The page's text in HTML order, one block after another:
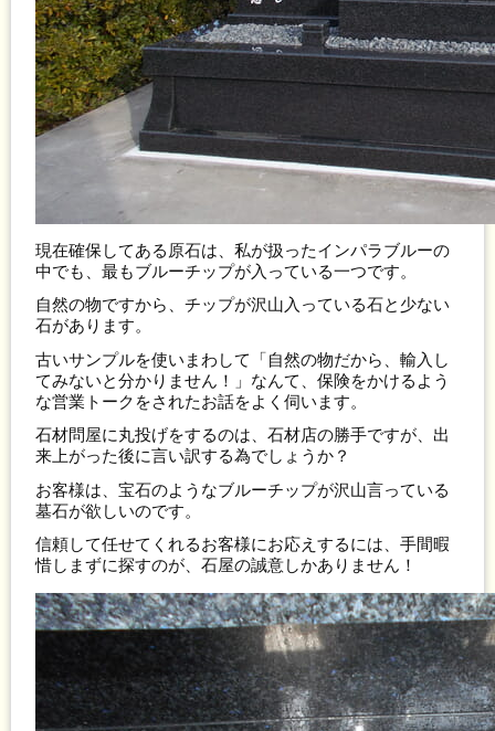
現在確保してある原石は、私が扱ったインパラブルーの
中でも、最もブルーチップが入っている一つです。
自然の物ですから、チップが沢山入っている石と少ない
石があります。
古いサンプルを使いまわして「自然の物だから、輸入し
てみないと分かりません！」なんて、保険をかけるよう
な営業トークをされたお話をよく伺います。
石材問屋に丸投げをするのは、石材店の勝手ですが、出
来上がった後に言い訳する為でしょうか？
お客様は、宝石のようなブルーチップが沢山言っている
墓石が欲しいのです。
信頼して任せてくれるお客様にお応えするには、手間暇
惜しまずに探すのが、石屋の誠意しかありません！